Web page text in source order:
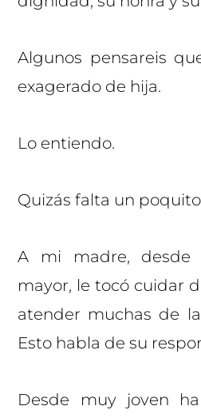
Algunos pensareis
exagerado de hija.
Lo entiendo.
Quizás falta un
A mi madre, desde
mayor, le tocó cuidar
atender muchas de
Esto habla de su
Desde muy joven